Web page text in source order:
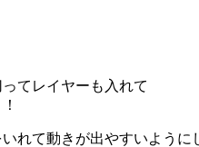
てレイヤーも入れて
れて動きが出やすいように